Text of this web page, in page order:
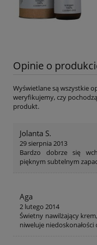
Opinie o
Wyświetlane są wszystkie
weryfikujemy, czy
produkt.
Jolanta S.
29 sierpnia 2013
Bardzo dobrze się
pięknym subtelnym
Aga
2 lutego 2014
Świetny nawilżający
niweluje